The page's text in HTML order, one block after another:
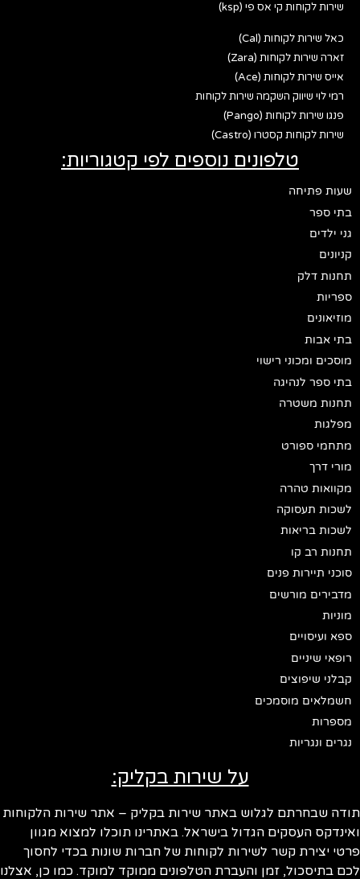
שירות לקוחות קי אס פי (ksp)
כאל שירות לקוחות (Cal)
זארה שירות לקוחות (Zara)
אייס שירות לקוחות (Ace)
רמי לוי שיווק השקמה שירות לקוחות
פנגו שירות לקוחות (Pango)
שירות לקוחות קסטרו (Castro)
טלפונים נוספים לפי קטגוריות:
שעות פתיחה
בתי ספר
גני ילדים
קניונים
תחנות דלק
ספריות
מוזיאונים
בתי אבות
מוסכים ומכוני רישוי
בתי ספר לנהיגה
תחנות משטרה
מפלגות
מתחמי ספורט
מורי דרך
מקוואות טהרה
לשכות תעסוקה
לשכות בריאות
תחנות רב קו
סוכני תיירות פנים
מדבירים מורשים
מוניות
ספא ועיסויים
רופאי שיניים
קבלני שיפוצים
חשמלאים מוסמכים
מספרות
נגרים ונגריות
על שירות בקליק:
תודה שבחרתם לגלוש באתר שירות בקליק – אתר שירות הלקוחות
ואינדקס העסקים הגדול בישראל. באתרינו תוכלו למצוא מגוון
פרטי יצירת קשר לשירות לקוחות של חברות שונות בכדי לחסוך
לכם בתיסכול, זמן והעברת הטלפונים ממוקד למוקד. כמו כן, אצלנו